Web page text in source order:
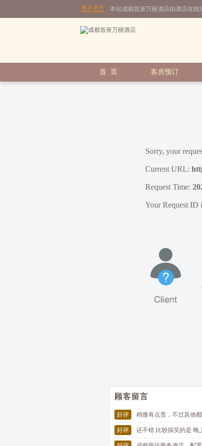
本站成都首座万丽酒店由酒店在线
首 页 客房预订
顾客留言
好评 稍微有点贵，不过其他
好评 还不错 比较搞笑的是 晚